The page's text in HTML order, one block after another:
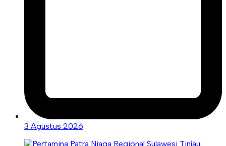
3 Agustus 2026